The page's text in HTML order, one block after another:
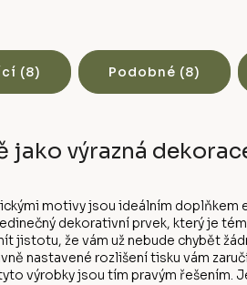
(8) Podobné (8)
jako výrazná
motivy jsou ideálním doplňkem
dekorativní prvek, který je
jistotu, že vám už nebude chybět
nastavené rozlišení tisku vám
výrobky jsou tím pravým řešením.